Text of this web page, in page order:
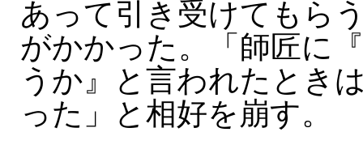
あって引き受けてもら
がかかった。「師匠に
うか』と言われたとき
った」と相好を崩す。